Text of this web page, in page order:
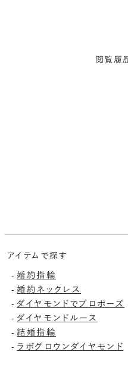
閲覧履
アイテムで探す
-婚約指輪
-婚約ネックレス
-ダイヤモンドでプロポーズ
-ダイヤモンドルース
-結婚指輪
- ラボグロウンダイヤモンド